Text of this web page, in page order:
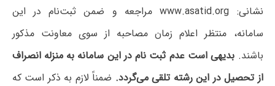
نشانی: www.asatid.org مراجعه و ضمن ثبت‌نام در این
سامانه، منتظر اعلام زمان مصاحبه از سوی معاونت مذکور
باشند. بدیهی است عدم ثبت نام در این سامانه به منزله انصراف
از تحصیل در این رشته تلقی می‌گردد. ضمناً لازم به ذکر است که